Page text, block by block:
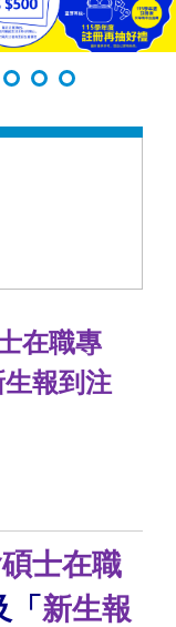
在職專
生報到注
士在職
「 新生報